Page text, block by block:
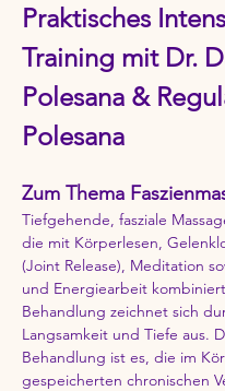
Praktisches
Training mit Dr.
Polesana &
Polesana
Zum Thema
Tiefgehende, fasziale
die mit Körperlesen,
(Joint Release), Meditation
und Energiearbeit
Behandlung zeichnet sich
Langsamkeit und Tiefe aus.
Behandlung ist es, die im
gespeicherten chronischen